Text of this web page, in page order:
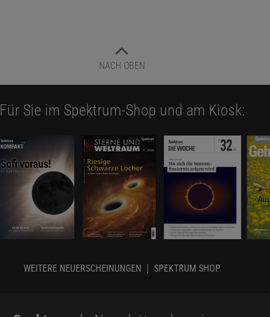
NACH OBEN
Für Sie im Spektrum-Shop und am Kiosk:
WEITERE NEUERSCHEINUNGEN SPEKTRUM SHOP